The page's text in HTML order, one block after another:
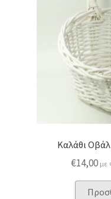
Καλάθι Οβάλ
€14,00 με